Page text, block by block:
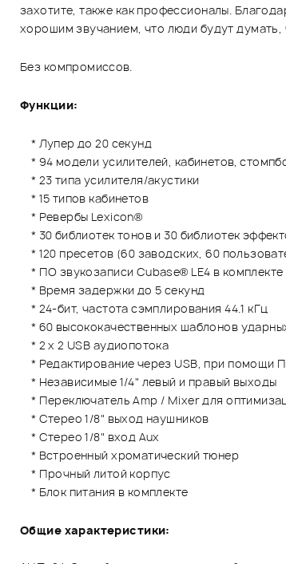
захотите, также как профессионалы.
хорошим звучанием, что люди будут думать,
Без компромиссов.
Функции:
* Лупер до 20 секунд
* 94 модели усилителей, кабинетов,
* 23 типа усилителя/акустики
* 15 типов кабинетов
* Ревербы Lexicon®
* 30 библиотек тонов и 30 библиотек
* 120 пресетов (60 заводских, 60
* ПО звукозаписи Cubase® LE4 в комплекте
* Время задержки до 5 секунд
* 24-бит, частота сэмплирования 44.1 кГц
* 60 высококачественных шаблонов
* 2 x 2 USB аудиопотока
* Редактирование через USB, при помощи
* Независимые 1/4" левый и правый выходы
* Переключатель Amp / Mixer для
* Стерео 1/8" выход наушников
* Стерео 1/8" вход Aux
* Встроенный хроматический тюнер
* Прочный литой корпус
* Блок питания в комплекте
Общие характеристики: